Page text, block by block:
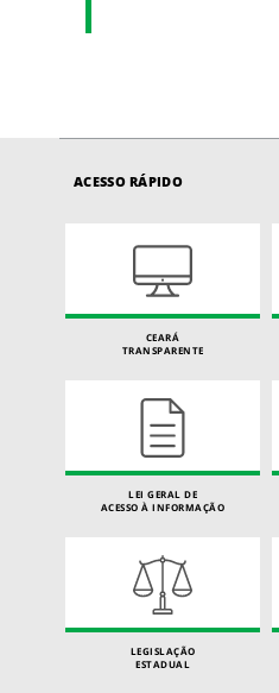
ACESSO RÁPIDO
CEARÁ
TRANSPARENTE
LEI GERAL DE
ACESSO À INFORMAÇÃO
LEGISLAÇÃO
ESTADUAL